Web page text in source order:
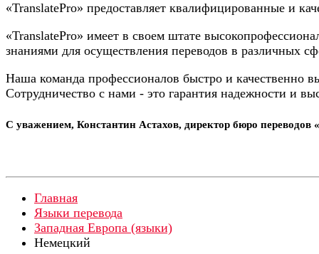
«TranslatePro» предоставляет квалифицированные и
«TranslatePro» имеет в своем штате
знаниями для осуществления переводов в различных
Наша команда профессионалов быстро и качественно
Сотрудничество с нами - это гарантия надежности и
С уважением, Константин Астахов, директор бюро переводов
Главная
Языки перевода
Западная Европа (языки)
Немецкий